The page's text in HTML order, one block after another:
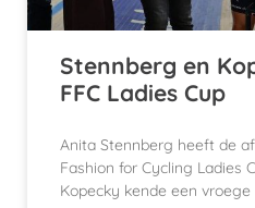
Stennberg en
FFC Ladies Cup
Anita Stennberg heeft de
Fashion for Cycling Ladies
Kopecky kende een